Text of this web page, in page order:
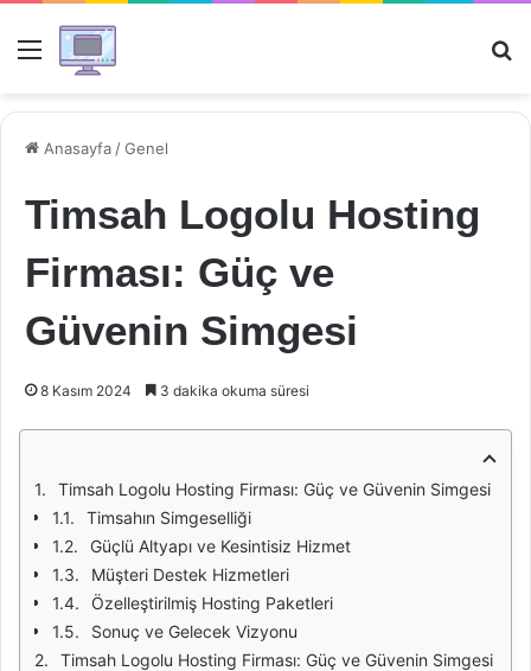
Menü
Anasayfa /Genel
Timsah Logolu Hosting
Firması: Güç ve
Güvenin Simgesi
8 Kasım 2024 3 dakika okuma süresi
Timsah Logolu Hosting Firması: Güç ve Güvenin Simgesi
Timsahın Simgeselliği
Güçlü Altyapı ve Kesintisiz Hizmet
Müşteri Destek Hizmetleri
Özelleştirilmiş Hosting Paketleri
Sonuç ve Gelecek Vizyonu
Timsah Logolu Hosting Firması: Güç ve Güvenin Simgesi